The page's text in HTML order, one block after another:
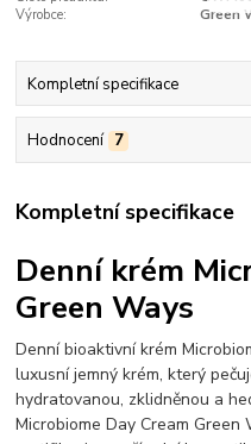
Výrobce:
Green
Kompletní specifikace
Hodnocení 7
Kompletní specifikace
Denní krém
Green Ways
Denní bioaktivní krém
luxusní jemný krém, který
hydratovanou, zklidněnou a
Microbiome Day Cream